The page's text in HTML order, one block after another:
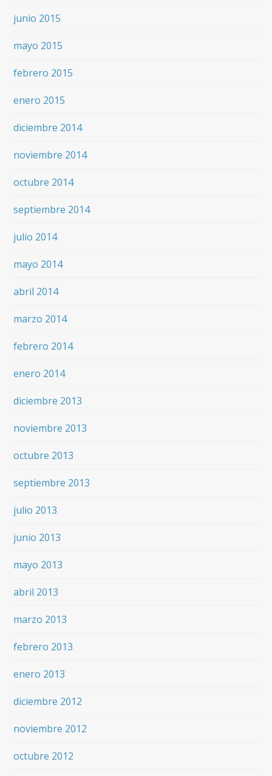
junio 2015
mayo 2015
febrero 2015
enero 2015
diciembre 2014
noviembre 2014
octubre 2014
septiembre 2014
julio 2014
mayo 2014
abril 2014
marzo 2014
febrero 2014
enero 2014
diciembre 2013
noviembre 2013
octubre 2013
septiembre 2013
julio 2013
junio 2013
mayo 2013
abril 2013
marzo 2013
febrero 2013
enero 2013
diciembre 2012
noviembre 2012
octubre 2012